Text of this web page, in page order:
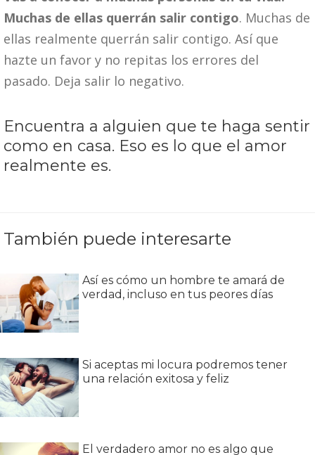
Muchas de ellas querrán salir contigo. Muchas de
ellas realmente querrán salir contigo. Así que
hazte un favor y no repitas los errores del
pasado. Deja salir lo negativo.
Encuentra a alguien que te haga sentir
como en casa. Eso es lo que el amor
realmente es.
También puede interesarte
Así es cómo un hombre te amará de
verdad, incluso en tus peores días
Si aceptas mi locura podremos tener
una relación exitosa y feliz
El verdadero amor no es algo que